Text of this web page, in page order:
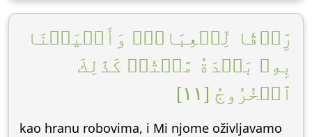
رِّزۡقٗا لِّلۡعِبَادِۖ وَأَحۡيَيۡنَا
بِهِۦ بَلۡدَةٗ مَّيۡتٗاۚ كَذَٰلِكَ
ٱلۡخُرُوجُ [١١]
kao hranu robovima, i Mi njome oživljavamo